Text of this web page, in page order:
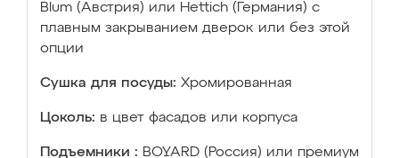
Blum (Австрия) или Hettich (Германия) с
плавным закрыванием дверок или без этой
опции
Сушка для посуды: Хромированная
Цоколь: в цвет фасадов или корпуса
Подъемники : BOYARD (Россия) или премиум